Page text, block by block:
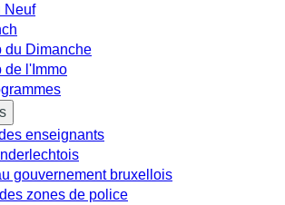
Neuf
du Dimanche
de l'Immo
enseignants
gouvernement bruxellois
zones de police